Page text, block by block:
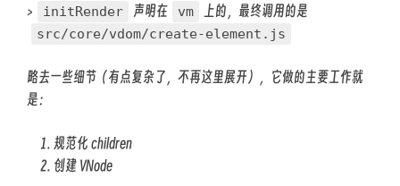
>
initRender 声明在 vm 上的，最终调用的是
src/core/vdom/create-element.js
略去一些细节（有点复杂了，不再这里展开），它做的主要工作就
是：
规范化 children
创建 VNode